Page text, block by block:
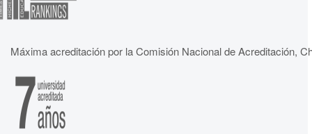
Máxima acreditación por la Comisión Nacional de Acreditación,